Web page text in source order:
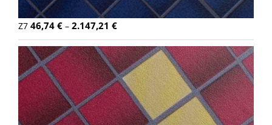
Z7 46,74 € – 2.147,21 €